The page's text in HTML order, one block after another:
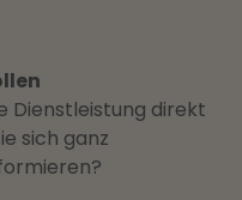
Dienstleistung direkt
sich ganz